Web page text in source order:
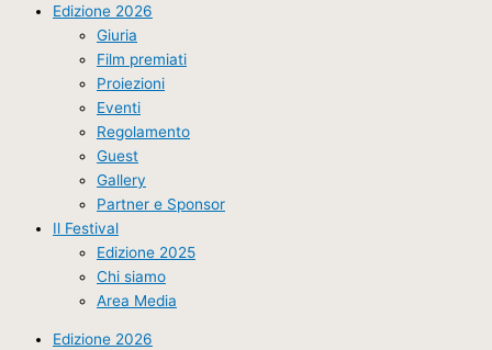
Edizione 2026
Giuria
Film premiati
Proiezioni
Eventi
Regolamento
Guest
Gallery
Partner e Sponsor
Il Festival
Edizione 2025
Chi siamo
Area Media
Edizione 2026